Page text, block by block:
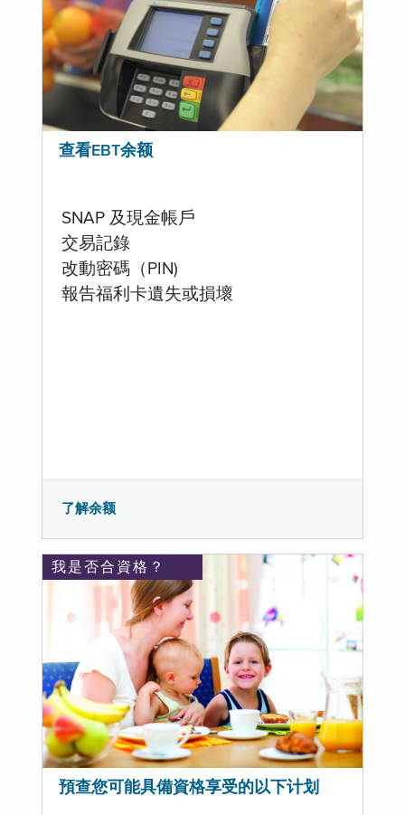
查看EBT余额
SNAP 及現金帳戶
交易記錄
改動密碼（PIN)
報告福利卡遺失或損壞
了解余额
我是否合資格？
預查您可能具備資格享受的以下计划